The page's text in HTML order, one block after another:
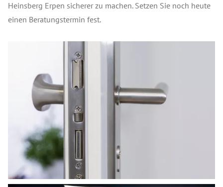
Heinsberg Erpen sicherer zu machen. Setzen Sie noch heute
einen Beratungstermin fest.